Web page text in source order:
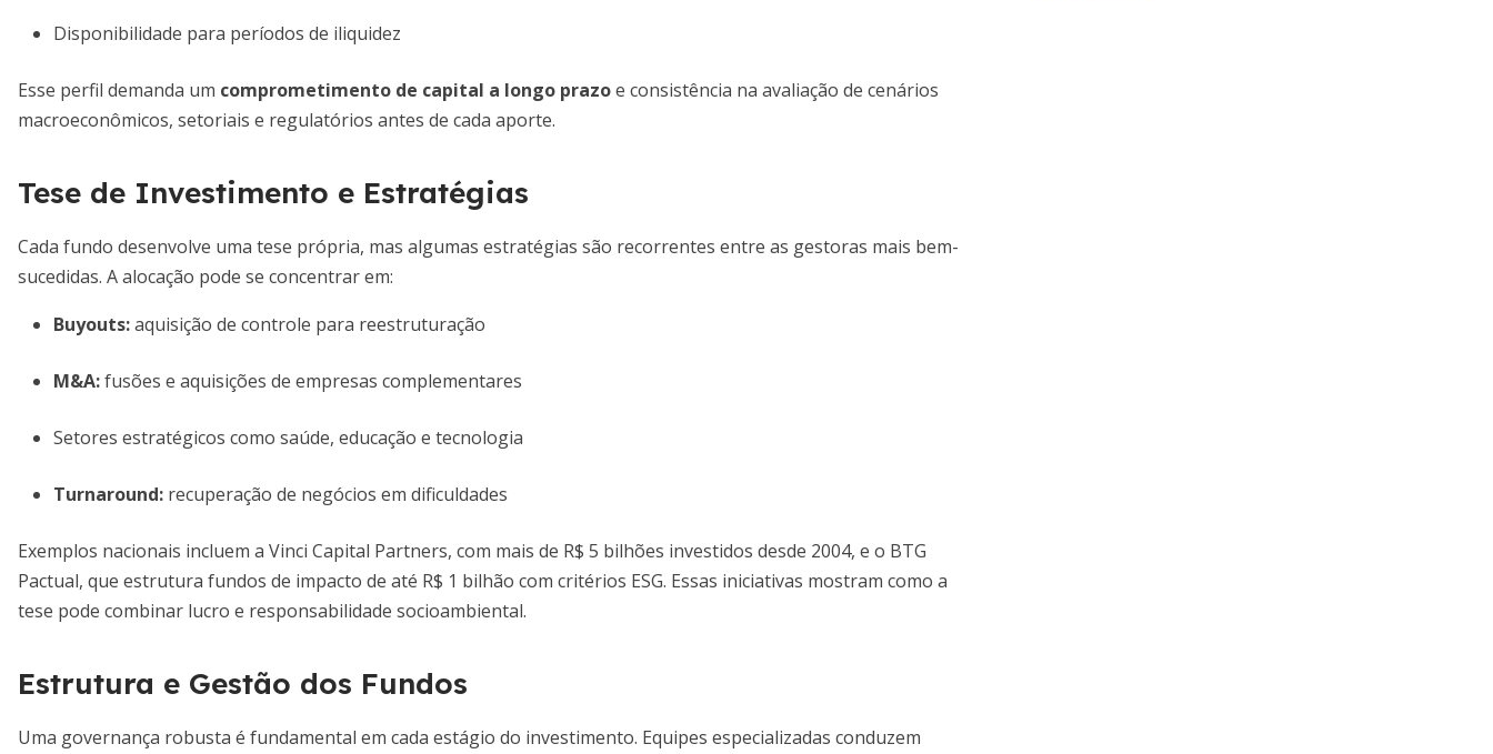
Disponibilidade para períodos de iliquidez
Esse perfil demanda um comprometimento de capital a longo prazoe consistência na avaliação de cenários
macroeconômicos, setoriais e regulatórios antes de cada aporte.
Tese de Investimento e Estratégias
Cada fundo desenvolve uma tese própria, mas algumas estratégias são recorrentes entre as gestoras mais bem-
sucedidas. A alocação pode se concentrar em:
Buyouts:aquisição de controle para reestruturação
M&A:fusões e aquisições de empresas complementares
Setores estratégicos como saúde, educação e tecnologia
Turnaround: recuperação de negócios em dificuldades
Exemplos nacionais incluem a Vinci Capital Partners, com mais de R$ 5 bilhões investidos desde 2004, e o BTG
Pactual, que estrutura fundos de impacto de até R$ 1 bilhão com critérios ESG. Essas iniciativas mostram como a
tese pode combinar lucro e responsabilidade socioambiental.
Estrutura e Gestão dos Fundos
Uma governança robusta é fundamental em cada estágio do investimento. Equipes especializadas conduzem